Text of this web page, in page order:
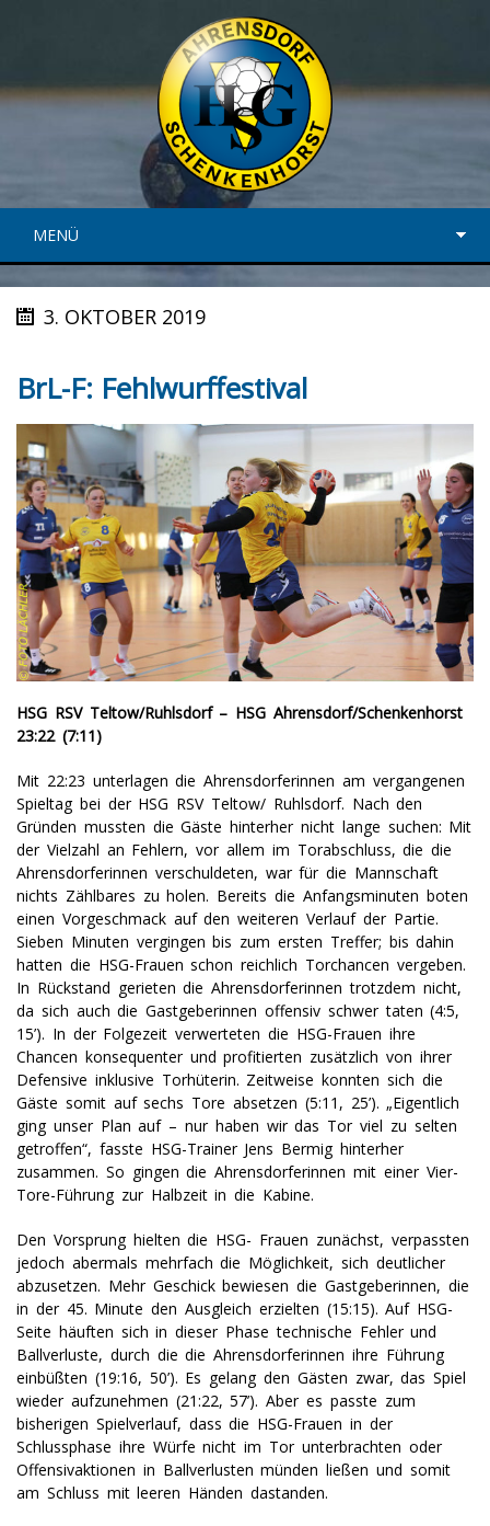
MENÜ
3. OKTOBER 2019
BrL-F: Fehlwurffestival
HSG RSV Teltow/Ruhlsdorf – HSG Ahrensdorf/Schenkenhorst
23:22 (7:11)
Mit 22:23 unterlagen die Ahrensdorferinnen am vergangenen
Spieltag bei der HSG RSV Teltow/ Ruhlsdorf. Nach den
Gründen mussten die Gäste hinterher nicht lange suchen: Mit
der Vielzahl an Fehlern, vor allem im Torabschluss, die die
Ahrensdorferinnen verschuldeten, war für die Mannschaft
nichts Zählbares zu holen. Bereits die Anfangsminuten boten
einen Vorgeschmack auf den weiteren Verlauf der Partie.
Sieben Minuten vergingen bis zum ersten Treffer; bis dahin
hatten die HSG-Frauen schon reichlich Torchancen vergeben.
In Rückstand gerieten die Ahrensdorferinnen trotzdem nicht,
da sich auch die Gastgeberinnen offensiv schwer taten (4:5,
15’). In der Folgezeit verwerteten die HSG-Frauen ihre
Chancen konsequenter und profitierten zusätzlich von ihrer
Defensive inklusive Torhüterin. Zeitweise konnten sich die
Gäste somit auf sechs Tore absetzen (5:11, 25’). „Eigentlich
ging unser Plan auf – nur haben wir das Tor viel zu selten
getroffen“, fasste HSG-Trainer Jens Bermig hinterher
zusammen. So gingen die Ahrensdorferinnen mit einer Vier-
Tore-Führung zur Halbzeit in die Kabine.
Den Vorsprung hielten die HSG- Frauen zunächst, verpassten
jedoch abermals mehrfach die Möglichkeit, sich deutlicher
abzusetzen. Mehr Geschick bewiesen die Gastgeberinnen, die
in der 45. Minute den Ausgleich erzielten (15:15). Auf HSG-
Seite häuften sich in dieser Phase technische Fehler und
Ballverluste, durch die die Ahrensdorferinnen ihre Führung
einbüßten (19:16, 50’). Es gelang den Gästen zwar, das Spiel
wieder aufzunehmen (21:22, 57’). Aber es passte zum
bisherigen Spielverlauf, dass die HSG-Frauen in der
Schlussphase ihre Würfe nicht im Tor unterbrachten oder
Offensivaktionen in Ballverlusten münden ließen und somit
am Schluss mit leeren Händen dastanden.